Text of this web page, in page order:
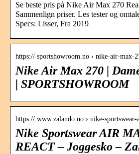
Se beste pris på Nike Air Max 270
Sammenlign priser. Les tester og
Specs: Lisser, Fra 2019
https:// sportshowroom.no › nike-air-max-
Nike Air Max 270 |
| SPORTSHOWROOM
https:// www.zalando.no › nike-
Nike Sportswear AIR
REACT – Joggesko –